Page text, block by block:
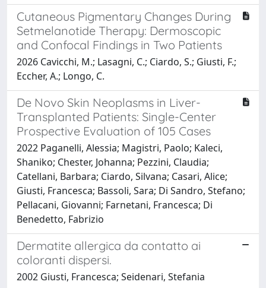
Cutaneous Pigmentary Changes During
Setmelanotide Therapy: Dermoscopic
and Confocal Findings in Two Patients
2026 Cavicchi, M.; Lasagni, C.; Ciardo, S.; Giusti, F.;
Eccher, A.; Longo, C.
De Novo Skin Neoplasms in Liver-
Transplanted Patients: Single-Center
Prospective Evaluation of 105 Cases
2022 Paganelli, Alessia; Magistri, Paolo; Kaleci,
Shaniko; Chester, Johanna; Pezzini, Claudia;
Catellani, Barbara; Ciardo, Silvana; Casari, Alice;
Giusti, Francesca; Bassoli, Sara; Di Sandro, Stefano;
Pellacani, Giovanni; Farnetani, Francesca; Di
Benedetto, Fabrizio
Dermatite allergica da contatto ai
coloranti dispersi.
2002 Giusti, Francesca; Seidenari, Stefania